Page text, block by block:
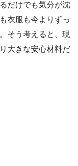
だけでも気分が沈
衣服も今よりずっ
そう考えると、現
大きな安心材料だ